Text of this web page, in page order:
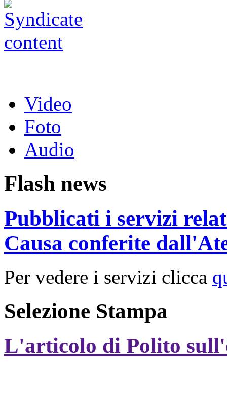
Video
Foto
Audio
Flash news
Pubblicati i servizi
Causa conferite
Per vedere i servizi clicca
Selezione Stampa
L'articolo di Polito